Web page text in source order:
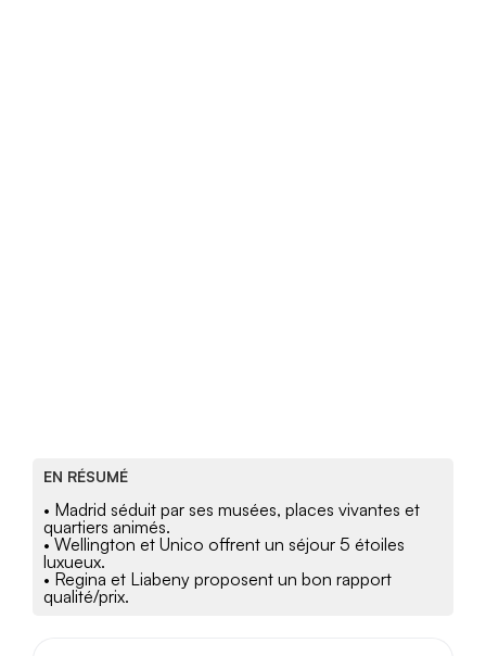
EN RÉSUMÉ
• Madrid séduit par ses musées, places vivantes et
quartiers animés.
• Wellington et Unico offrent un séjour 5 étoiles
luxueux.
• Regina et Liabeny proposent un bon rapport
qualité/prix.